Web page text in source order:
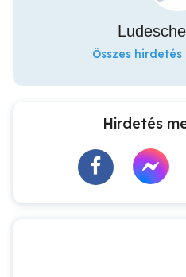
Összes
Hirdetés